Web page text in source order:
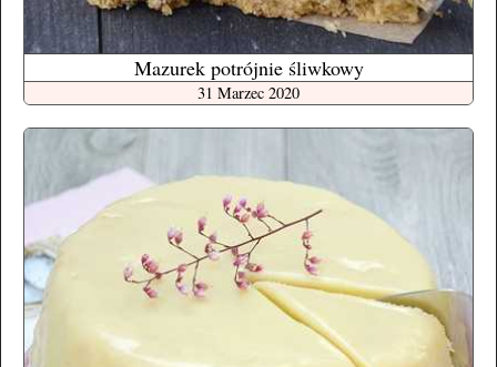
Mazurek potrójnie śliwkowy
31 Marzec 2020